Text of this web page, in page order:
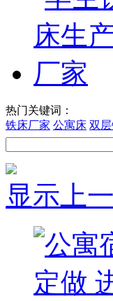
热门关键词：
铁床厂家 公寓床 双
显示上